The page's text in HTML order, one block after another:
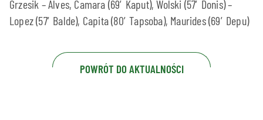
Grzesik – Alves, Camara (69′ Kaput), Wolski (57′ Donis) –
Lopez (57′ Balde), Capita (80′ Tapsoba), Maurides (69′ Depu)
POWRÓT DO AKTUALNOŚCI